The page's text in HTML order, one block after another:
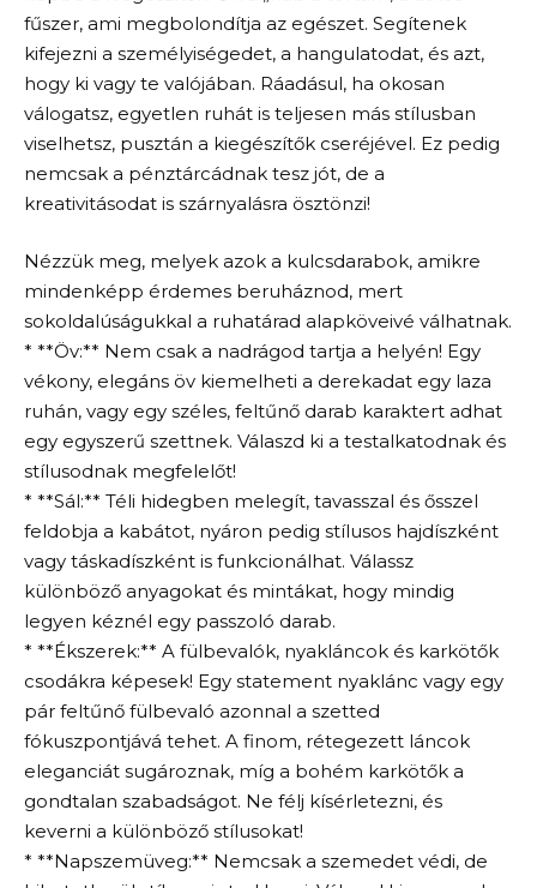
fűszer, ami megbolondítja az egészet. Segítenek
kifejezni a személyiségedet, a hangulatodat, és azt,
hogy ki vagy te valójában. Ráadásul, ha okosan
válogatsz, egyetlen ruhát is teljesen más stílusban
viselhetsz, pusztán a kiegészítők cseréjével. Ez pedig
nemcsak a pénztárcádnak tesz jót, de a
kreativitásodat is szárnyalásra ösztönzi!
Nézzük meg, melyek azok a kulcsdarabok, amikre
mindenképp érdemes beruháznod, mert
sokoldalúságukkal a ruhatárad alapköveivé válhatnak.
* **Öv:** Nem csak a nadrágod tartja a helyén! Egy
vékony, elegáns öv kiemelheti a derekadat egy laza
ruhán, vagy egy széles, feltűnő darab karaktert adhat
egy egyszerű szettnek. Válaszd ki a testalkatodnak és
stílusodnak megfelelőt!
* **Sál:** Téli hidegben melegít, tavasszal és ősszel
feldobja a kabátot, nyáron pedig stílusos hajdíszként
vagy táskadíszként is funkcionálhat. Válassz
különböző anyagokat és mintákat, hogy mindig
legyen kéznél egy passzoló darab.
* **Ékszerek:** A fülbevalók, nyakláncok és karkötők
csodákra képesek! Egy statement nyaklánc vagy egy
pár feltűnő fülbevaló azonnal a szetted
fókuszpontjává tehet. A finom, rétegezett láncok
eleganciát sugároznak, míg a bohém karkötők a
gondtalan szabadságot. Ne félj kísérletezni, és
keverni a különböző stílusokat!
* **Napszemüveg:** Nemcsak a szemedet védi, de